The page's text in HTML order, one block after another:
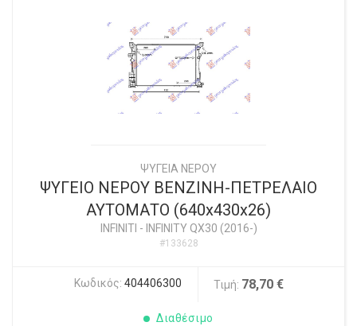
ΨΥΓΕΙΑ ΝΕΡΟΥ
ΨΥΓΕΙΟ ΝΕΡΟΥ ΒΕΝΖΙΝΗ-ΠΕΤΡΕΛΑΙΟ
ΑΥΤΟΜΑΤΟ (640x430x26)
INFINITI - INFINITY QX30 (2016-)
#133628
Κωδικός: 404406300 Τιμή: 78,70 €
Διαθέσιμο